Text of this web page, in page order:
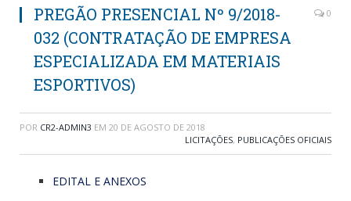
PREGÃO PRESENCIAL Nº 9/2018-
032 (CONTRATAÇÃO DE EMPRESA
ESPECIALIZADA EM MATERIAIS
ESPORTIVOS)
0
POR CR2-ADMIN3 EM 20 DE AGOSTO DE 2018
LICITAÇÕES, PUBLICAÇÕES OFICIAIS
EDITAL E ANEXOS